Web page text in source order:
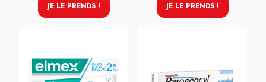
JE LE PRENDS ! JE LE PRENDS !